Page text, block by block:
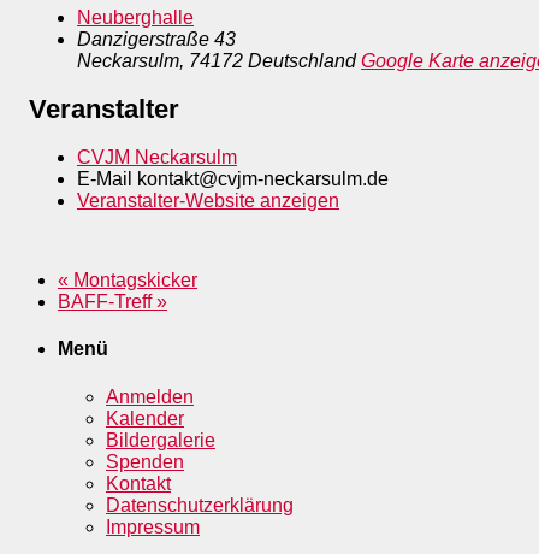
Neuberghalle
Danzigerstraße 43
Neckarsulm, 74172 Deutschland Google Karte
Veranstalter
CVJM Neckarsulm
E-Mail
kontakt@cvjm-neckarsulm.de
Veranstalter-Website anzeigen
« Montagskicker
BAFF-Treff»
Menü
Anmelden
Kalender
Bildergalerie
Spenden
Kontakt
Datenschutzerklärung
Impressum